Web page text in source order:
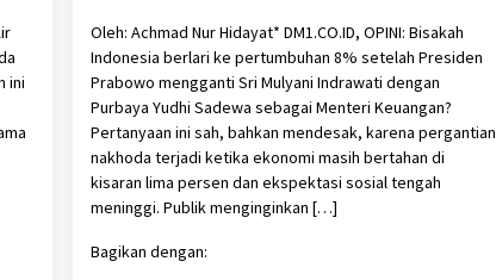
ini
Oleh: Achmad Nur Hidayat* DM1.CO.ID, OPINI: Bisakah
Indonesia berlari ke pertumbuhan 8% setelah Presiden
Prabowo mengganti Sri Mulyani Indrawati dengan
Purbaya Yudhi Sadewa sebagai Menteri Keuangan?
Pertanyaan ini sah, bahkan mendesak, karena pergantian
nakhoda terjadi ketika ekonomi masih bertahan di
kisaran lima persen dan ekspektasi sosial tengah
meninggi. Publik menginginkan […]
Bagikan dengan: